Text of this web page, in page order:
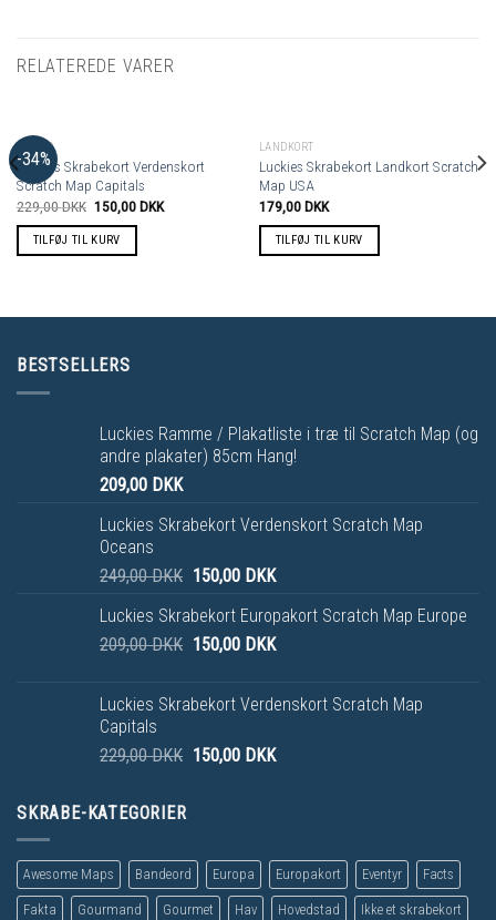
RELATEREDE VARER
-34%
TILBUD
Luckies Skrabekort Verdenskort
Scratch Map Capitals
229,00DKK 150,00DKK
TILFØJ TIL KURV
LANDKORT
Luckies Skrabekort Landkort Scratch
Map USA
179,00DKK
TILFØJ TIL KURV
BESTSELLERS
Luckies Ramme / Plakatliste i træ til Scratch Map (og
andre plakater) 85cm Hang!
209,00 DKK
Luckies Skrabekort Verdenskort Scratch Map
Oceans
249,00DKK 150,00 DKK
Luckies Skrabekort Europakort Scratch Map Europe
209,00DKK 150,00 DKK
Luckies Skrabekort Verdenskort Scratch Map
Capitals
229,00DKK 150,00 DKK
SKRABE-KATEGORIER
Awesome Maps Bandeord Europa Europakort Eventyr Facts
Fakta Gourmand Gourmet Hav Hovedstad Ikke et skrabekort